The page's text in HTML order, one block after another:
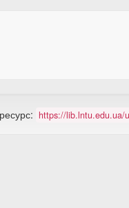
https://lib.lntu.edu.ua/